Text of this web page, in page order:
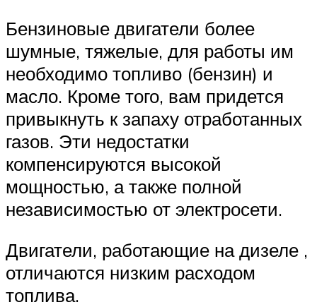
Бензиновые двигатели более
шумные, тяжелые, для работы им
необходимо топливо (бензин) и
масло. Кроме того, вам придется
привыкнуть к запаху отработанных
газов. Эти недостатки
компенсируются высокой
мощностью, а также полной
независимостью от электросети.
Двигатели, работающие на дизеле ,
отличаются низким расходом
топлива.